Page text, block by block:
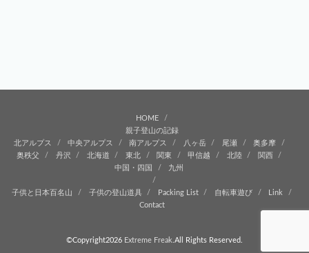
HOME
親子登山の記録
北アルプス
中央アルプス 南アルプス 八ヶ岳 尾瀬
奥多摩
奥秩父
丹沢 北海道 東北 関東 甲信越 北陸
関西
中国・四国
九州
子供と日本百名山 子供の登山道具 Packing List 自転車遊び
Link
Contact
©Copyright2026 Extreme Freak .All Rights Reserved.